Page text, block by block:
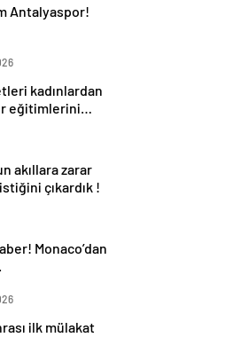
Antalyaspor!
kadınlardan
eğitimlerini
akıllara zarar
çıkardık !
Monaco’dan
ilk mülakat